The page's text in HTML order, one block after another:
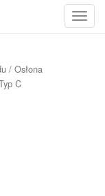
T
/ Osłona
C